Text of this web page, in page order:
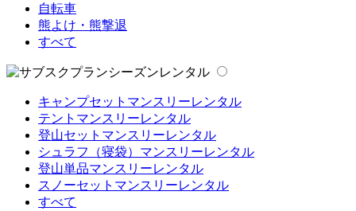
自転車
熊よけ・熊撃退
すべて
シーズンレンタル
キャンプセットマンスリーレンタル
テントマンスリーレンタル
登山セットマンスリーレンタル
シュラフ（寝袋）マンスリーレンタル
登山単品マンスリーレンタル
スノーセットマンスリーレンタル
すべて